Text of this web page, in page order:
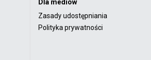
Dla mediów
Zasady udostępniania
Polityka prywatności